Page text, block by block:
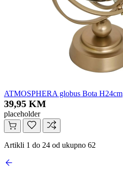
ATMOSPHERA globus Bota H24cm
39,95 KM
placeholder
Artikli 1 do 24 od ukupno 62